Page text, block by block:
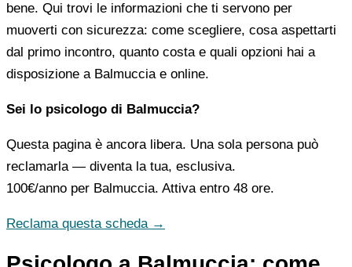
bene. Qui trovi le informazioni che ti servono per
muoverti con sicurezza: come scegliere, cosa aspettarti
dal primo incontro, quanto costa e quali opzioni hai a
disposizione a Balmuccia e online.
Sei lo psicologo di Balmuccia?
Questa pagina è ancora libera. Una sola persona può
reclamarla — diventa la tua, esclusiva.
100€/anno per Balmuccia. Attiva entro 48 ore.
Reclama questa scheda →